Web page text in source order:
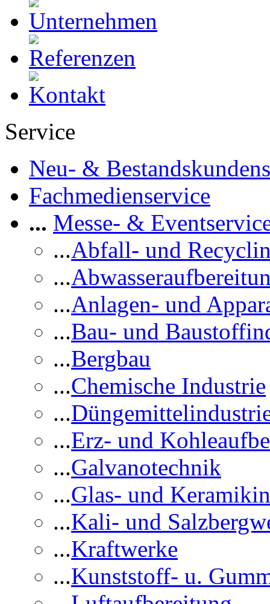
Service
Neu- &
Fachmedienservice
... Messe- &
...Abfall- und
...
...Anlagen- und
...Bau- und
...Bergbau
...Chemische Industrie
...
...Erz- und
...Galvanotechnik
...Glas- und
...Kali- und
...Kraftwerke
...Kunststoff- u.